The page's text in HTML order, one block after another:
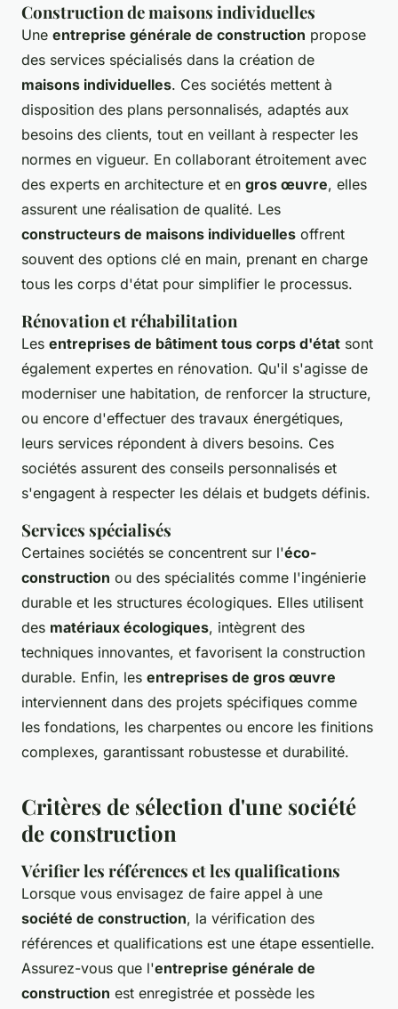
Construction de maisons individuelles
Une entreprise générale de construction propose
des services spécialisés dans la création de
maisons individuelles. Ces sociétés mettent à
disposition des plans personnalisés, adaptés aux
besoins des clients, tout en veillant à respecter les
normes en vigueur. En collaborant étroitement avec
des experts en architecture et en gros œuvre, elles
assurent une réalisation de qualité. Les
constructeurs de maisons individuelles offrent
souvent des options clé en main, prenant en charge
tous les corps d'état pour simplifier le processus.
Rénovation et réhabilitation
Les entreprises de bâtiment tous corps d'état sont
également expertes en rénovation. Qu'il s'agisse de
moderniser une habitation, de renforcer la structure,
ou encore d'effectuer des travaux énergétiques,
leurs services répondent à divers besoins. Ces
sociétés assurent des conseils personnalisés et
s'engagent à respecter les délais et budgets définis.
Services spécialisés
Certaines sociétés se concentrent sur l'éco-
construction ou des spécialités comme l'ingénierie
durable et les structures écologiques. Elles utilisent
des matériaux écologiques, intègrent des
techniques innovantes, et favorisent la construction
durable. Enfin, les entreprises de gros œuvre
interviennent dans des projets spécifiques comme
les fondations, les charpentes ou encore les finitions
complexes, garantissant robustesse et durabilité.
Critères de sélection d'une société
de construction
Vérifier les références et les qualifications
Lorsque vous envisagez de faire appel à une
société de construction, la vérification des
références et qualifications est une étape essentielle.
Assurez-vous que l'entreprise générale de
construction est enregistrée et possède les